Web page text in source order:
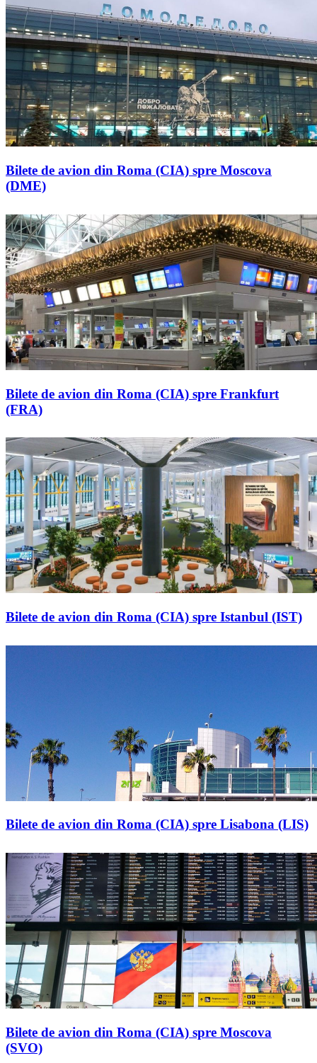
Bilete de avion din Roma (CIA) spre Moscova
(DME)
Bilete de avion din Roma (CIA) spre Frankfurt
(FRA)
Bilete de avion din Roma (CIA) spre Istanbul (IST)
Bilete de avion din Roma (CIA) spre Lisabona (LIS)
Bilete de avion din Roma (CIA) spre Moscova
(SVO)